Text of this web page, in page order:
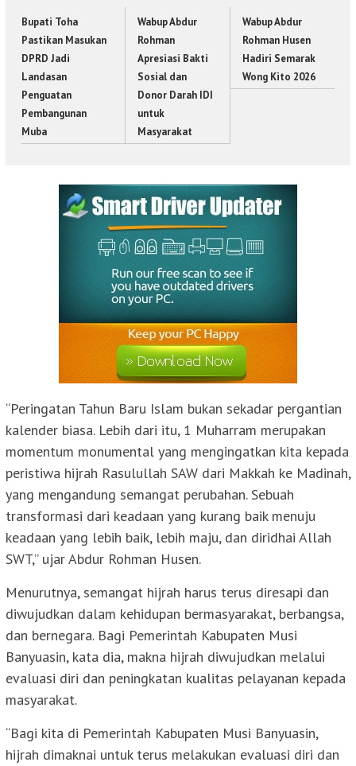
Bupati Toha
Pastikan Masukan
DPRD Jadi
Landasan
Penguatan
Pembangunan
Muba
Wabup Abdur
Rohman
Apresiasi Bakti
Sosial dan
Donor Darah IDI
untuk
Masyarakat
Wabup Abdur
Rohman Husen
Hadiri Semarak
Wong Kito 2026
“Peringatan Tahun Baru Islam bukan sekadar pergantian
kalender biasa. Lebih dari itu, 1 Muharram merupakan
momentum monumental yang mengingatkan kita kepada
peristiwa hijrah Rasulullah SAW dari Makkah ke Madinah,
yang mengandung semangat perubahan. Sebuah
transformasi dari keadaan yang kurang baik menuju
keadaan yang lebih baik, lebih maju, dan diridhai Allah
SWT,” ujar Abdur Rohman Husen.
Menurutnya, semangat hijrah harus terus diresapi dan
diwujudkan dalam kehidupan bermasyarakat, berbangsa,
dan bernegara. Bagi Pemerintah Kabupaten Musi
Banyuasin, kata dia, makna hijrah diwujudkan melalui
evaluasi diri dan peningkatan kualitas pelayanan kepada
masyarakat.
“Bagi kita di Pemerintah Kabupaten Musi Banyuasin,
hijrah dimaknai untuk terus melakukan evaluasi diri dan